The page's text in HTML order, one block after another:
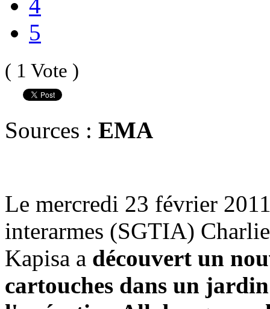
5
( 1 Vote )
Sources : EMA
Le mercredi 23 février
interarmes (SGTIA)
Kapisa a découvert un
cartouches dans un